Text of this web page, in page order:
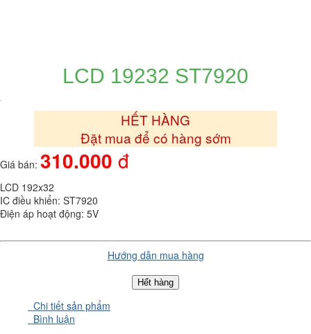
LCD 19232 ST7920
HẾT HÀNG
Đặt mua để có hàng sớm
Giá bán: 310.000 đ
LCD 192x32
IC điều khiển: ST7920
Điện áp hoạt động: 5V
Hướng dẫn mua hàng
Hết hàng
Chi tiết sản phẩm
Bình luận